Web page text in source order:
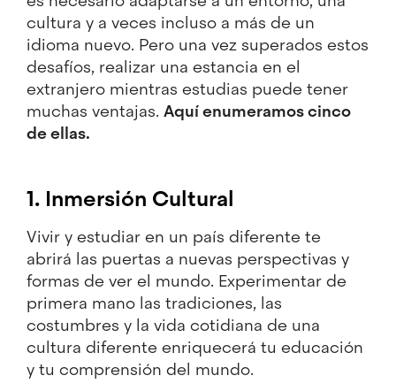
cultura y a veces incluso a más de un
idioma nuevo. Pero una vez superados estos
desafíos, realizar una estancia en el
extranjero mientras estudias puede tener
muchas ventajas. Aquí enumeramos cinco
de ellas.
1. Inmersión Cultural
Vivir y estudiar en un país diferente te
abrirá las puertas a nuevas perspectivas y
formas de ver el mundo. Experimentar de
primera mano las tradiciones, las
costumbres y la vida cotidiana de una
cultura diferente enriquecerá tu educación
y tu comprensión del mundo.